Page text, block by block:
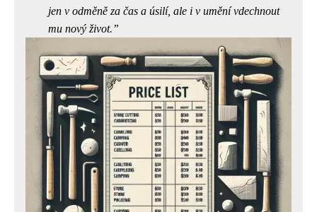
jen v odměně za čas a úsilí, ale i v umění vdechnout
mu nový život.